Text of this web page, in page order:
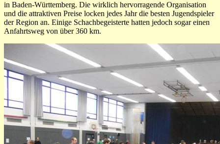
in Baden-Württemberg. Die wirklich hervorragende Organisation
und die attraktiven Preise locken jedes Jahr die besten Jugendspieler
der Region an. Einige Schachbegeisterte hatten jedoch sogar einen
Anfahrtsweg von über 360 km.